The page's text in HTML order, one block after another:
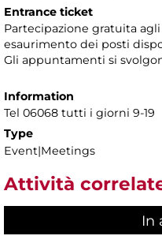
Entrance ticket
Partecipazione gratuita
esaurimento dei posti
Gli appuntamenti si
Information
Tel 06068 tutti i giorni 9-19
Type
Event|Meetings
Attività
In